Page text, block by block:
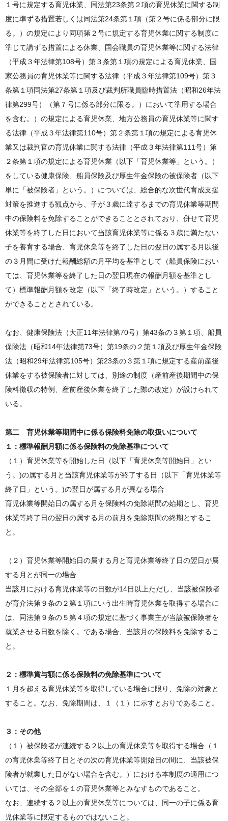
１号に規定する育児休業、同法第23条第２項の育児休業に関する制
度に準ずる措置若しくは同法第24条第１項（第２号に係る部分に限
る。）の規定により同項第２号に規定する育児休業に関する制度に
準じて講ずる措置による休業、国会職員の育児休業等に関する法律
（平成３年法律第108号）第３条第１項の規定による育児休業、国
家公務員の育児休業等に関する法律（平成３年法律第109号）第３
条第１項同法第27条第１項及び裁判所職員臨時措置法（昭和26年法
律第299号）（第７号に係る部分に限る。）において準用する場合
を含む。）の規定による育児休業、地方公務員の育児休業等に関す
る法律（平成３年法律第110号）第２条第１項の規定による育児休
業又は裁判官の育児休業に関する法律（平成３年法律第111号）第
２条第１項の規定による育児休業（以下「育児休業等」という。）
をしている健康保険、船員保険及び厚生年金保険の被保険者（以下
単に「被保険者」という。）については、総合的な次世代育成支援
対策を推進する観点から、子が３歳に達するまでの育児休業等期間
中の保険料を免除することができることとされており、併せて育児
休業等を終了した日において当該育児休業等に係る３歳に満たない
子を養育する場合、育児休業等を終了した日の翌日の属する月以後
の３月間に受けた報酬総額の月平均を基準として（船員保険におい
ては、育児休業等を終了した日の翌日現在の報酬月額を基準とし
て）標準報酬月額を改定（以下「終了時改定」という。）すること
ができることとされている。
なお、健康保険法（大正11年法律第70号）第43条の３第１項、船員
保険法（昭和14年法律第73号）第19条の２第１項及び厚生年金保険
法（昭和29年法律第105号）第23条の３第１項に規定する産前産後
休業をする被保険者に対しては、別途の制度（産前産後期間中の保
険料徴収の特例、産前産後休業を終了した際の改定）が設けられて
いる。
第二 育児休業等期間中に係る保険料免除の取扱いについて
１：標準報酬月額に係る保険料の免除基準について
（１）育児休業等を開始した日（以下「育児休業等開始日」とい
う。)の属する月と当該育児休業等が終了する日（以下「育児休業等
終了日」という。)の翌日が属する月が異なる場合
育児休業等開始日の属する月を保険料の免除期間の始期とし、育児
休業等終了日の翌日の属する月の前月を免除期間の終期とするこ
と。
（２）育児休業等開始日の属する月と育児休業等終了日の翌日が属
する月とが同一の場合
当該月における育児休業等の日数が14日以上ただし、当該被保険者
が育介法第９条の２第１項にいう出生時育児休業を取得する場合に
は、同法第９条の５第４項の規定に基づく事業主が当該被保険者を
就業させる日数を除く。である場合、当該月の保険料を免除するこ
と。
２：標準賞与額に係る保険料の免除基準について
１月を超える育児休業等を取得している場合に限り、免除の対象と
すること。なお、免除期間は、１（１）に示すとおりであること。
３：その他
（１）被保険者が連続する２以上の育児休業等を取得する場合（１
の育児休業等終了日とその次の育児休業等開始日の間に、当該被保
険者が就業した日がない場合を含む。）における本制度の適用につ
いては、その全部を１の育児休業等とみなすものであること。
なお、連続する２以上の育児休業等については、同一の子に係る育
児休業等に限定するものではないこと。